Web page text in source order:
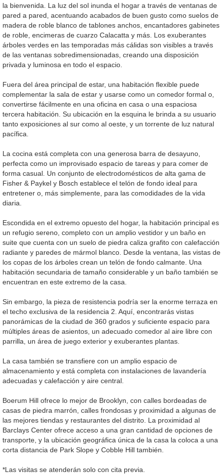
la bienvenida. La luz del sol inunda el hogar a través de ventanas de
pared a pared, acentuando acabados de buen gusto como suelos de
madera de roble blanco de tablones anchos, encantadores gabinetes
de roble, encimeras de cuarzo Calacatta y más. Los exuberantes
árboles verdes en las temporadas más cálidas son visibles a través
de las ventanas sobredimensionadas, creando una disposición
privada y luminosa en todo el espacio.
Fuera del área principal de estar, una habitación flexible puede
complementar la sala de estar y usarse como un comedor formal o,
convertirse fácilmente en una oficina en casa o una espaciosa
tercera habitación. Su ubicación en la esquina le brinda a su usuario
tanto exposiciones al sur como al oeste, y un torrente de luz natural
pacífica.
La cocina está completa con una generosa barra de desayuno,
perfecta como un improvisado espacio de tareas y para comer de
forma casual. Un conjunto de electrodomésticos de alta gama de
Fisher & Paykel y Bosch establece el telón de fondo ideal para
entretener o, más simplemente, para las comodidades de la vida
diaria.
Escondida en el extremo opuesto del hogar, la habitación principal es
un refugio sereno, completo con un amplio vestidor y un baño en
suite que cuenta con un suelo de piedra caliza grafito con calefacción
radiante y paredes de mármol blanco. Desde la ventana, las vistas de
los copas de los árboles crean un telón de fondo calmante. Una
habitación secundaria de tamaño considerable y un baño también se
encuentran en este extremo de la casa.
Sin embargo, la pieza de resistencia podría ser la enorme terraza en
el techo exclusiva de la residencia 2. Aquí, encontrarás vistas
panorámicas de la ciudad de 360 grados y suficiente espacio para
múltiples áreas de asientos, un adecuado comedor al aire libre con
parrilla, un área de juego exterior y exuberantes plantas.
La casa también se transfiere con un amplio espacio de
almacenamiento y está completa con instalaciones de lavandería
adecuadas y calefacción y aire central.
Boerum Hill ofrece lo mejor de Brooklyn, con calles bordeadas de
casas de piedra marrón, calles frondosas y proximidad a algunas de
las mejores tiendas y restaurantes del distrito. La proximidad al
Barclays Center ofrece acceso a una gran cantidad de opciones de
transporte, y la ubicación geográfica única de la casa la coloca a una
corta distancia de Park Slope y Cobble Hill también.
*Las visitas se atenderán solo con cita previa.